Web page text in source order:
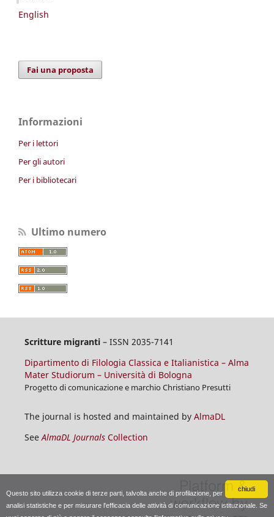
chiudi
Questo sito utilizza cookie di terze parti, talvolta anche di profilazione, per
analisi statistiche e per misurare l'efficacia delle attività di comunicazione istituzionale. Se
English
Fai una proposta
Informazioni
Per i lettori
Per gli autori
Per i bibliotecari
Ultimo numero
Scritture migranti– ISSN 2035-7141
Dipartimento di Filologia Classica e Italianistica – Alma
Mater Studiorum – Università di Bologna
Progetto di comunicazione e marchio Christiano Presutti
The journal is hosted and maintained by AlmaDL
See AlmaDL JournalsCollection